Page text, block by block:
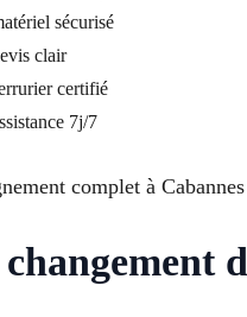
sécurisé
clair
certifié
7j/7
complet à